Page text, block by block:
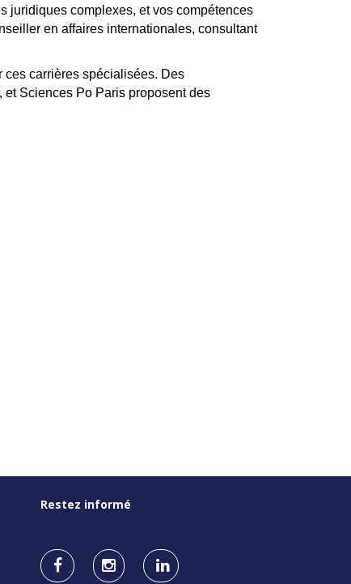
juridiques complexes, et vos compétences
en affaires internationales, consultant
ces carrières spécialisées. Des
Sciences Po Paris proposent des
Restez informé